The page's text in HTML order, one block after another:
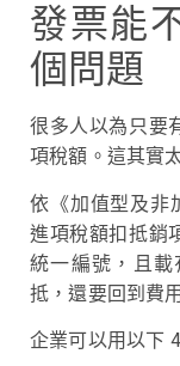
發票能
個問題
很多人以為只要
項稅額。這其實
依《加值型及非
進項稅額扣抵銷
統一編號，且
抵，還要回到費
企業可以用以下